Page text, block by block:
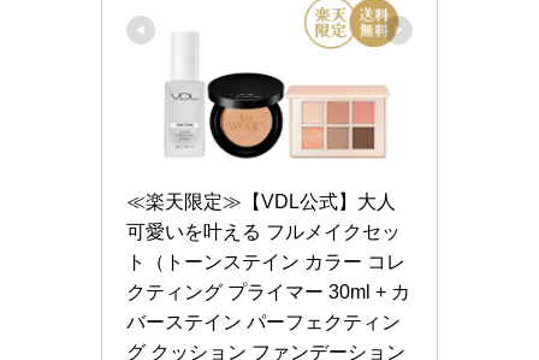
≪楽天限定≫【VDL公式】大人
可愛いを叶える フルメイクセッ
ト（トーンステイン カラー コレ
クティング プライマー 30ml + カ
バーステイン パーフェクティン
グ クッション ファンデーション